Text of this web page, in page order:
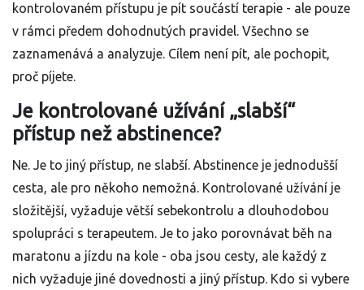
kontrolovaném přístupu je pít součástí terapie - ale pouze
v rámci předem dohodnutých pravidel. Všechno se
zaznamenává a analyzuje. Cílem není pít, ale pochopit,
proč píjete.
Je kontrolované užívání „slabší“
přístup než abstinence?
Ne. Je to jiný přístup, ne slabší. Abstinence je jednodušší
cesta, ale pro někoho nemožná. Kontrolované užívání je
složitější, vyžaduje větší sebekontrolu a dlouhodobou
spolupráci s terapeutem. Je to jako porovnávat běh na
maratonu a jízdu na kole - oba jsou cesty, ale každý z
nich vyžaduje jiné dovednosti a jiný přístup. Kdo si vybere